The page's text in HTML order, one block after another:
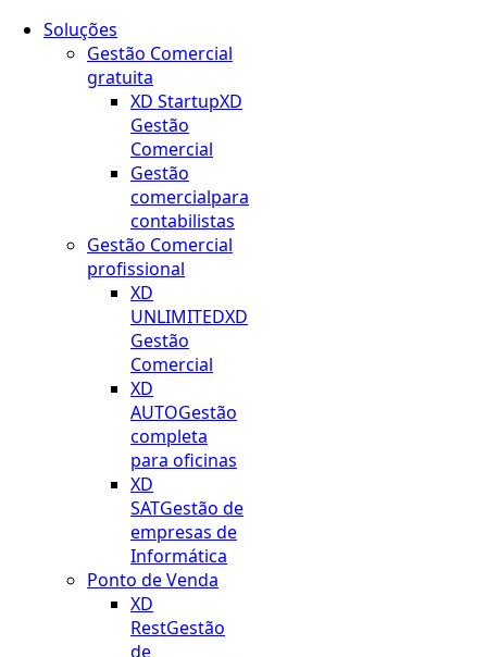
Soluções
Gestão Comercial
gratuita
XD StartupXD
Gestão
Comercial
Gestão
comercialpara
contabilistas
Gestão Comercial
profissional
XD
UNLIMITEDXD
Gestão
Comercial
XD
AUTOGestão
completa
para oficinas
XD
SATGestão de
empresas de
Informática
Ponto de Venda
XD
RestGestão
de